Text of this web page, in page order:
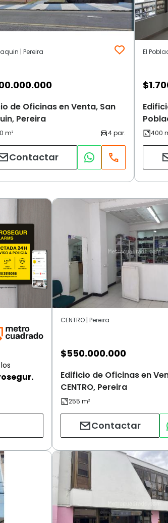
| Pereira
de Oficinas en Venta, San
Pereira
Contactar
El
$
CENTRO | Pereira
$550.000.000
Edificio de Oficinas en
CENTRO, Pereira
Contactar